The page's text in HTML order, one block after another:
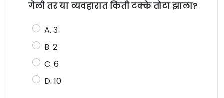
गेली तर या व्यवहारात किती टक्के तोटा झाला?
A. 3
B. 2
C. 6
D. 10